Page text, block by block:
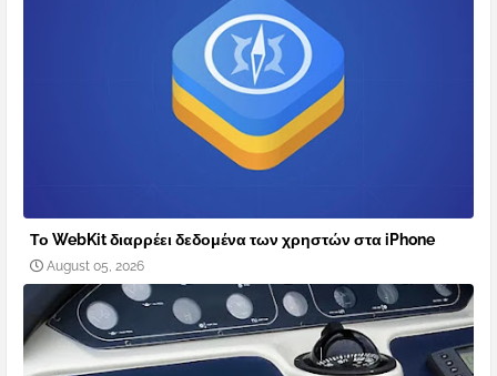
Το WebKit διαρρέει δεδομένα των χρηστών στα iPhone
August 05, 2026